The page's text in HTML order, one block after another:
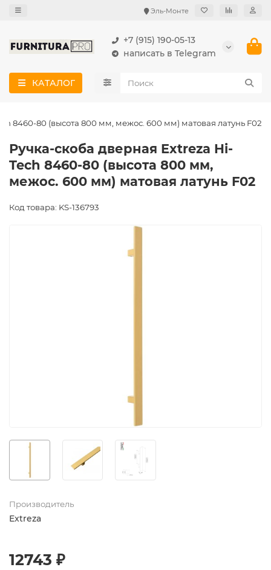
Эль-Монте
+7 (915) 190-05-13
написать в Telegram
КАТАЛОГ
8460-80 (высота 800 мм, межос. 600 мм) матовая латунь F02
Ручка-скоба дверная Extreza Hi-
Tech 8460-80 (высота 800 мм,
межос. 600 мм) матовая латунь F02
Код товара: KS-136793
Производитель
Extreza
12743 ₽